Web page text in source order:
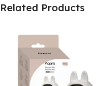
Related Products